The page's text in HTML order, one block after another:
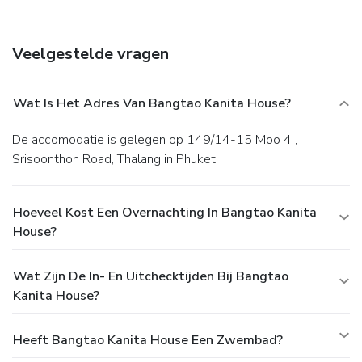
Veelgestelde vragen
Wat Is Het Adres Van Bangtao Kanita House?
De accomodatie is gelegen op 149/14-15 Moo 4 ,
Srisoonthon Road, Thalang in Phuket.
Hoeveel Kost Een Overnachting In Bangtao Kanita
House?
Wat Zijn De In- En Uitchecktijden Bij Bangtao
Kanita House?
Heeft Bangtao Kanita House Een Zwembad?